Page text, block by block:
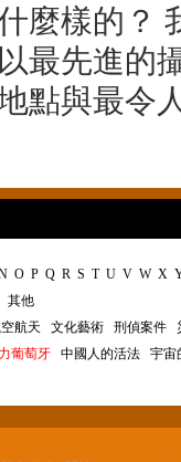
麼樣的？
最先進的
點與最令
O P Q R S T U V W X
其他
航天 文化藝術 刑偵案件
葡萄牙 中國人的活法
宇宙